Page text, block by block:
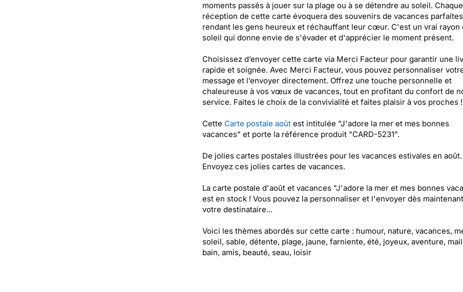
moments passés à jouer sur la plage ou à se détendre au soleil. Chaque
réception de cette carte évoquera des souvenirs de vacances
rendant les gens heureux et réchauffant leur cœur. C'est un vrai rayon
soleil qui donne envie de s'évader et d'apprécier le moment présent.
Choisissez d’envoyer cette carte via Merci Facteur pour garantir une
rapide et soignée. Avec Merci Facteur, vous pouvez personnaliser
message et l’envoyer directement. Offrez une touche personnelle et
chaleureuse à vos vœux de vacances, tout en profitant du confort de
service. Faites le choix de la convivialité et faites plaisir à vos proches !
Cette Carte postale aoûtest intitulée "J'adore la mer et mes bonnes
vacances" et porte la référence produit "CARD-5231".
De jolies cartes postales illustrées pour les vacances estivales en août.
Envoyez ces jolies cartes de vacances.
La carte postale d'août et vacances "J'adore la mer et mes bonnes
est en stock ! Vous pouvez la personnaliser et l'envoyer dès
votre destinataire...
Voici les thèmes abordés sur cette carte : humour, nature, vacances,
soleil, sable, détente, plage, jaune, farniente, été, joyeux, aventure,
bain, amis, beauté, seau, loisir